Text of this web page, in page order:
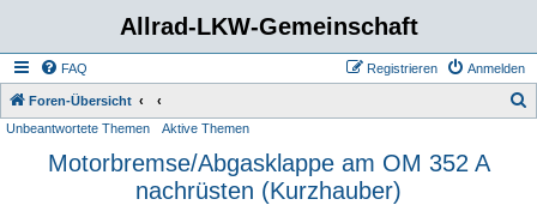
Allrad-LKW-Gemeinschaft
FAQ Anmelden
Registrieren
Foren-Übersicht
Unbeantwortete Themen Aktive Themen
Motorbremse/Abgasklappe am OM 352 A
nachrüsten (Kurzhauber)